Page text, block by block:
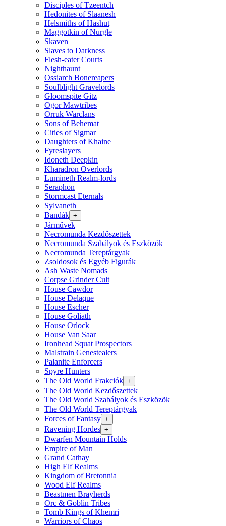
Disciples of Tzeentch
Hedonites of Slaanesh
Helsmiths of Hashut
Maggotkin of Nurgle
Skaven
Slaves to Darkness
Flesh-eater Courts
Nighthaunt
Ossiarch Bonereapers
Soulblight Gravelords
Gloomspite Gitz
Ogor Mawtribes
Orruk Warclans
Sons of Behemat
Cities of Sigmar
Daughters of Khaine
Fyreslayers
Idoneth Deepkin
Kharadron Overlords
Lumineth Realm-lords
Seraphon
Stormcast Eternals
Sylvaneth
Bandák +
Járművek
Necromunda Kezdőszettek
Necromunda Szabályok és Eszközök
Necromunda Tereptárgyak
Zsoldosok és Egyéb Figurák
Ash Waste Nomads
Corpse Grinder Cult
House Cawdor
House Delaque
House Escher
House Goliath
House Orlock
House Van Saar
Ironhead Squat Prospectors
Malstrain Genestealers
Palanite Enforcers
Spyre Hunters
The Old World Frakciók +
The Old World Kezdőszettek
The Old World Szabályok és Eszközök
The Old World Tereptárgyak
Forces of Fantasy +
Ravening Hordes +
Dwarfen Mountain Holds
Empire of Man
Grand Cathay
High Elf Realms
Kingdom of Bretonnia
Wood Elf Realms
Beastmen Brayherds
Orc & Goblin Tribes
Tomb Kings of Khemri
Warriors of Chaos